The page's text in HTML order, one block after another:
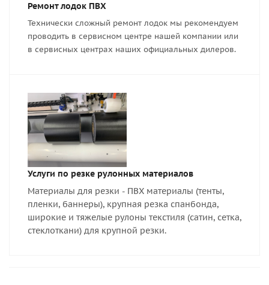
Ремонт лодок ПВХ
Технически сложный ремонт лодок мы рекомендуем
проводить в сервисном центре нашей компании или
в сервисных центрах наших официальных дилеров.
Услуги по резке рулонных материалов
Материалы для резки - ПВХ материалы (тенты,
пленки, баннеры), крупная резка спанбонда,
широкие и тяжелые рулоны текстиля (сатин, сетка,
стеклоткани) для крупной резки.